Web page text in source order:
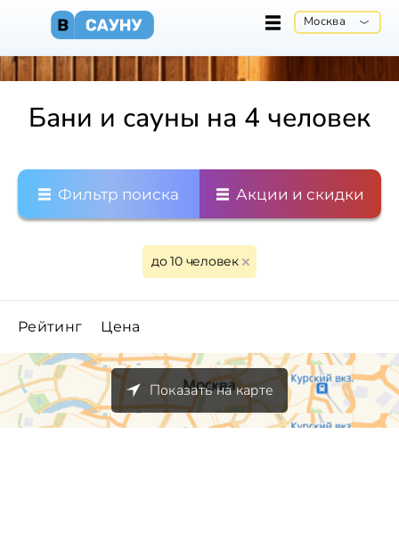
Москва
Бани и сауны на 4 человек
Фильтр поиска Акции и скидки
до 10 человек
Рейтинг Цена
Показать на карте